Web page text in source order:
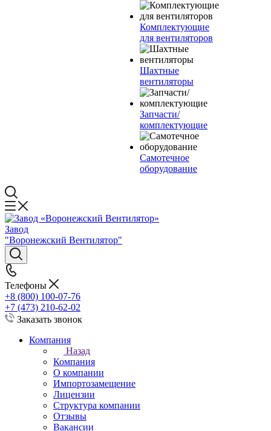
Комплектующие
для вентиляторов
Шахтные
вентиляторы
Запчасти/
комплектующие
Самотечное
оборудование
Завод
"Воронежский Вентилятор"
Телефоны
+8 (800) 100-07-76
+7 (473) 210-62-02
Заказать звонок
Компания
Назад
Компания
О компании
Импортозамещение
Лицензии
Структура компании
Отзывы
Вакансии